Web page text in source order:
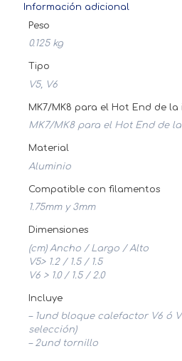
Información adicional
Peso
0.125 kg
Tipo
V5, V6
MK7/MK8 para el Hot End de la
MK7/MK8 para el Hot End de
Material
Aluminio
Compatible con filamentos
1.75mm y 3mm
Dimensiones
(cm) Ancho / Largo / Alto
V5> 1.2 / 1.5 / 1.5
V6 > 1.0 / 1.5 / 2.0
Incluye
– 1und bloque calefactor V6 ó
selección)
– 2und tornillo